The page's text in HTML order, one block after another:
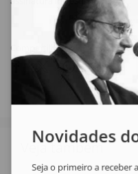
Compartilhar
Veja também
Novidades
Seja o primeiro a receber